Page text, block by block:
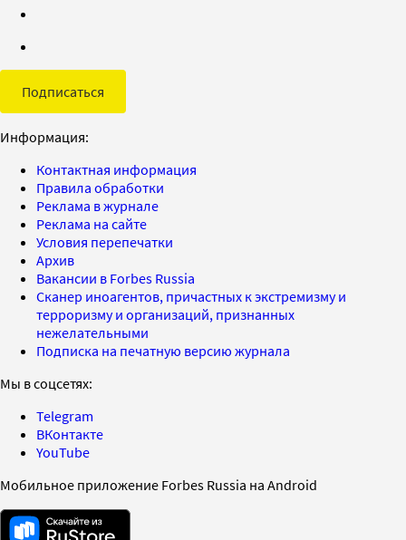
Подписаться
Информация:
Контактная информация
Правила обработки
Реклама в журнале
Реклама на сайте
Условия перепечатки
Архив
Вакансии в Forbes Russia
Сканер иноагентов, причастных к экстремизму и
терроризму и организаций, признанных
нежелательными
Подписка на печатную версию журнала
Мы в соцсетях:
Telegram
ВКонтакте
YouTube
Мобильное приложение Forbes Russia на Android